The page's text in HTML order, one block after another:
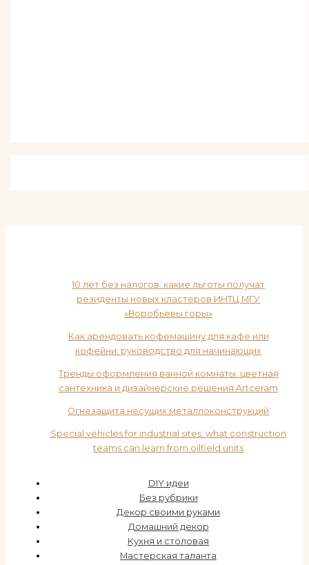
10 лет без налогов: какие льготы получат
резиденты новых кластеров ИНТЦ МГУ
«Воробьевы горы»
Как арендовать кофемашину для кафе или
кофейни: руководство для начинающих
Тренды оформления ванной комнаты: цветная
сантехника и дизайнерские решения Artceram
Огнезащита несущих металлоконструкций
Special vehicles for industrial sites: what construction
teams can learn from oilfield units
DIY идеи
Без рубрики
Декор своими руками
Домашний декор
Кухня и столовая
Мастерская таланта